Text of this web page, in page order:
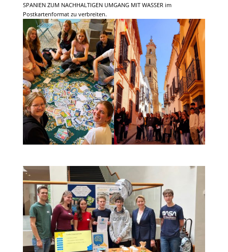
SPANIEN ZUM NACHHALTIGEN UMGANG MIT WASSER im
Postkartenformat zu verbreiten.